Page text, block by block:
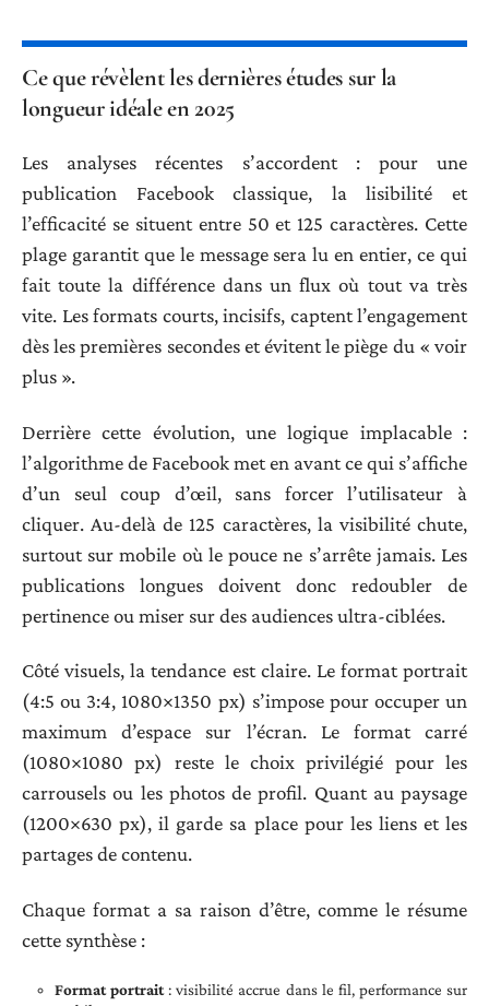
Ce que révèlent les dernières études sur la
longueur idéale en 2025
Les analyses récentes s’accordent : pour une
publication Facebook classique, la lisibilité et
l’efficacité se situent entre 50 et 125 caractères. Cette
plage garantit que le message sera lu en entier, ce qui
fait toute la différence dans un flux où tout va très
vite. Les formats courts, incisifs, captent l’engagement
dès les premières secondes et évitent le piège du « voir
plus ».
Derrière cette évolution, une logique implacable :
l’algorithme de Facebook met en avant ce qui s’affiche
d’un seul coup d’œil, sans forcer l’utilisateur à
cliquer. Au-delà de 125 caractères, la visibilité chute,
surtout sur mobile où le pouce ne s’arrête jamais. Les
publications longues doivent donc redoubler de
pertinence ou miser sur des audiences ultra-ciblées.
Côté visuels, la tendance est claire. Le format portrait
(4:5 ou 3:4, 1080×1350 px) s’impose pour occuper un
maximum d’espace sur l’écran. Le format carré
(1080×1080 px) reste le choix privilégié pour les
carrousels ou les photos de profil. Quant au paysage
(1200×630 px), il garde sa place pour les liens et les
partages de contenu.
Chaque format a sa raison d’être, comme le résume
cette synthèse :
Format portrait: visibilité accrue dans le fil, performance sur